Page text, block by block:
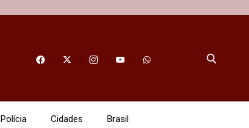
Polícia Cidades Brasil